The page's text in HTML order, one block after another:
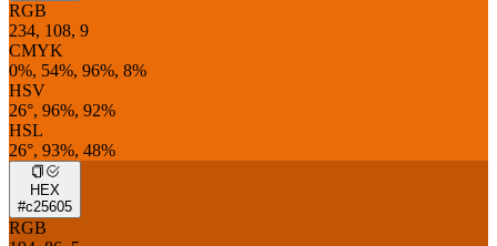
RGB
234, 108, 9
CMYK
0%, 54%, 96%, 8%
HSV
26°, 96%, 92%
HSL
26°, 93%, 48%
HEX
#c25605
RGB